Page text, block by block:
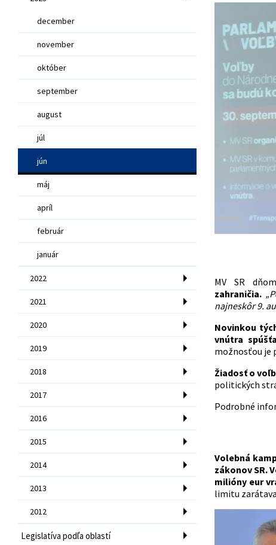
december
november
október
september
august
júl
jún
máj
apríl
február
január
2022
2021
2020
2019
2018
2017
2016
2015
2014
2013
2012
Legislatíva podľa oblastí
MV SR
zahraničia.
najneskôr 9.
Novinkou
vnútra
možnosťou je
Žiadosť o
politických
Podrobné
Volebná
zákonov SR.
milióny eur
limitu